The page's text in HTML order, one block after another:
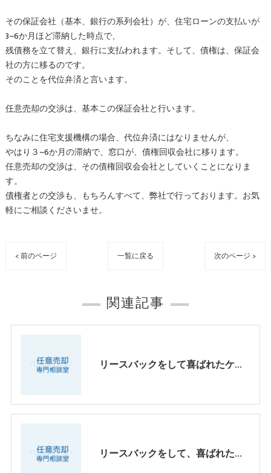
その保証会社（基本、銀行の系列会社）が、住宅ローンの支払いが
3~6か月ほど滞納した時点で、
残債務を立て替え、銀行に支払われます。そして、債権は、保証会
社の方に移るのです。
そのことを代位弁済と言います。
任意売却の交渉は、基本この保証会社と行います。
ちなみに住宅支援機構の場合、代位弁済にはなりませんが、
やはり３~6か月の滞納で、窓口が、債権回収会社に移ります。
任意売却の交渉は、その債権回収会会社としていくことになりま
す。
債権者との交渉も、もちろんすべて、弊社で行っております。お気
軽にご相談くださいませ。
< 前のページ 一覧に戻る 次のページ >
関連記事
リースバックをして喜ばれたケース パートⅢ
リースバックをして、喜ばれたケース、パートⅡ